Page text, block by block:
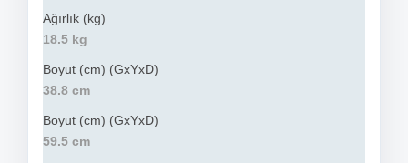
Ağırlık (kg)
18.5 kg
Boyut (cm) (GxYxD)
38.8 cm
Boyut (cm) (GxYxD)
59.5 cm